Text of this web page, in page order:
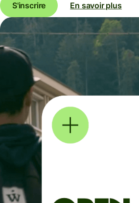
S'inscrire
En savoir plus